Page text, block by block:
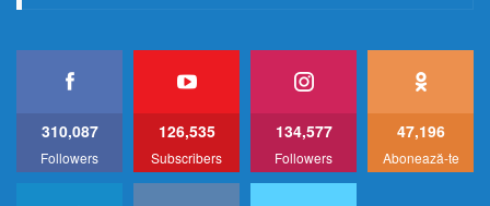
310,087
Followers
126,535
Subscribers
134,577
Followers
47,196
Abonează-te